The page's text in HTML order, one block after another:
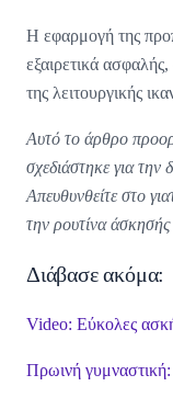
Η εφαρμογή της
εξαιρετικά
της λειτουργικής
Αυτό το άρθρο
σχεδιάστηκε για την
Απευθυνθείτε στο
την ρουτίνα
Διάβασε ακόμα:
Video: Εύκολες
Πρωινή γυμναστική: